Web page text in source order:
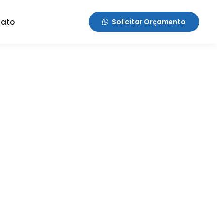
Solicitar Orçamento